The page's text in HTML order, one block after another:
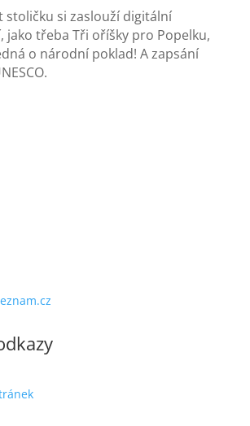
stoličku si zaslouží digitální
jako třeba Tři oříšky pro Popelku,
o národní poklad! A zapsání